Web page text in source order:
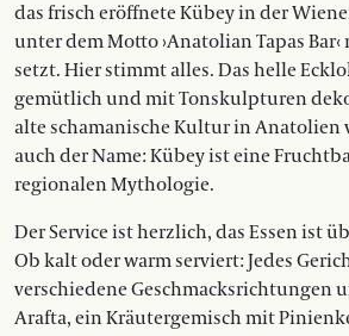
das frisch eröffnete Kübey in der
unter dem Motto ›Anatolian Tapas
setzt. Hier stimmt alles. Das helle
gemütlich und mit Tonskulpturen
alte schamanische Kultur in Anatolien
auch der Name: Kübey ist eine
regionalen Mythologie.
Der Service ist herzlich, das Essen ist
Ob kalt oder warm serviert: Jedes
verschiedene Geschmacksrichtungen
Arafta, ein Kräutergemisch mit